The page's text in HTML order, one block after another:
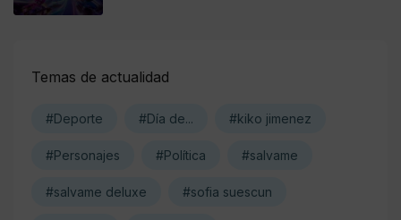
Temas de actualidad
#Deporte #Día de... #kiko jimenez
#Personajes #Política #salvame
#salvame deluxe #sofia suescun